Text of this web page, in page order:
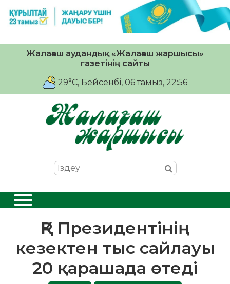
Жалағаш аудандық «Жалағаш жаршысы»
газетінің сайты
29°C, Бейсенбі, 06 тамыз, 22:56
ҚР Президентінің
кезектен тыс сайлауы
20 қарашада өтеді